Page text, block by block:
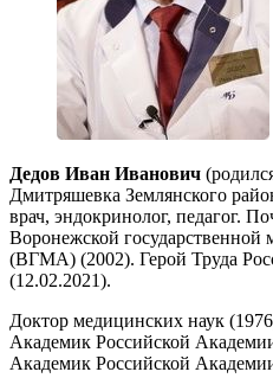
Дедов Иван Иванович
Дмитряшевка Землянского
врач, эндокринолог, педагог.
Воронежской государственной
(ВГМА) (2002). Герой Труда
(12.02.2021).
Доктор медицинских наук
Академик Российской
Академик Российской